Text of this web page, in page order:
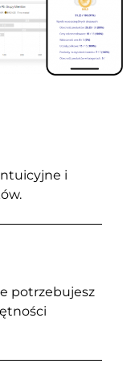
i
potrzebujesz